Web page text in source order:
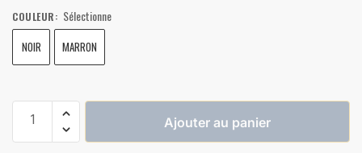
COULEUR: Sélectionne
NOIR MARRON
Ajouter au panier